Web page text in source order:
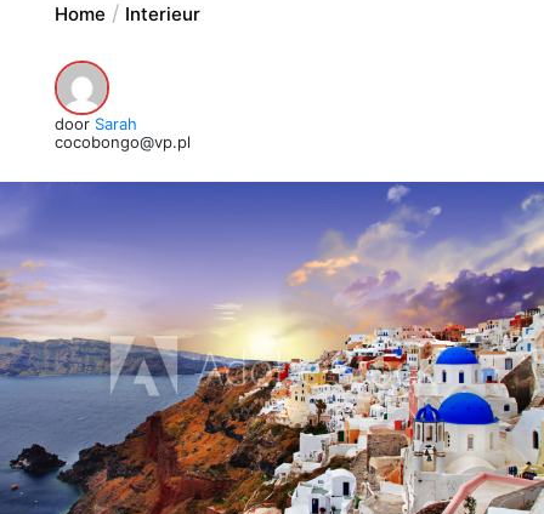
Home Interieur
door Sarah
cocobongo@vp.pl